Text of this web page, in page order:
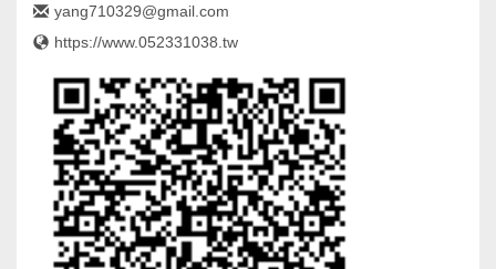
yang710329@gmail.com
https://www.052331038.tw